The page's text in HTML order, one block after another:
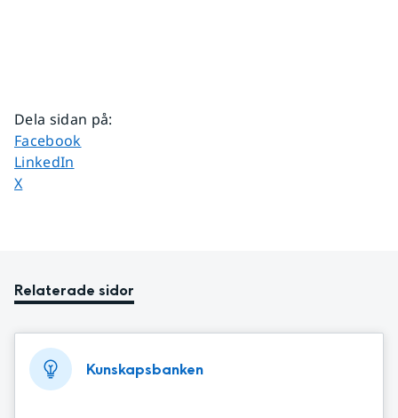
Dela sidan på:
Dela sidan på
Facebook
Dela sidan på
LinkedIn
Dela sidan på
X
Relaterade sidor
Kunskapsbanken